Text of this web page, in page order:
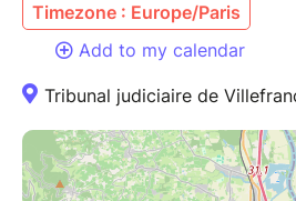
Timezone : Europe/Paris
Add to my calendar
Tribunal judiciaire de